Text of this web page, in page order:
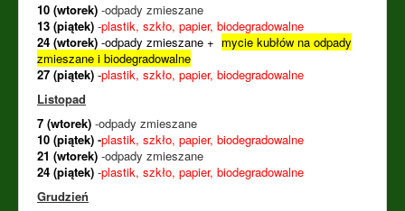
10 (wtorek) -odpady zmieszane
13 (piątek) -plastik, szkło, papier, biodegradowalne
24 (wtorek) -odpady zmieszane + mycie kubłów na odpady
zmieszane i biodegradowalne
27 (piątek) -plastik, szkło, papier, biodegradowalne
Listopad
7 (wtorek) -odpady zmieszane
10 (piątek) -plastik, szkło, papier, biodegradowalne
21 (wtorek) -odpady zmieszane
24 (piątek) -plastik, szkło, papier, biodegradowalne
Grudzień